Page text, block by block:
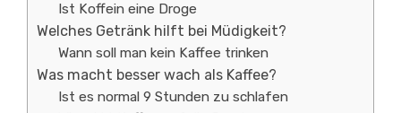
Ist Koffein eine Droge
Welches Getränk hilft bei Müdigkeit?
Wann soll man kein Kaffee trinken
Was macht besser wach als Kaffee?
Ist es normal 9 Stunden zu schlafen